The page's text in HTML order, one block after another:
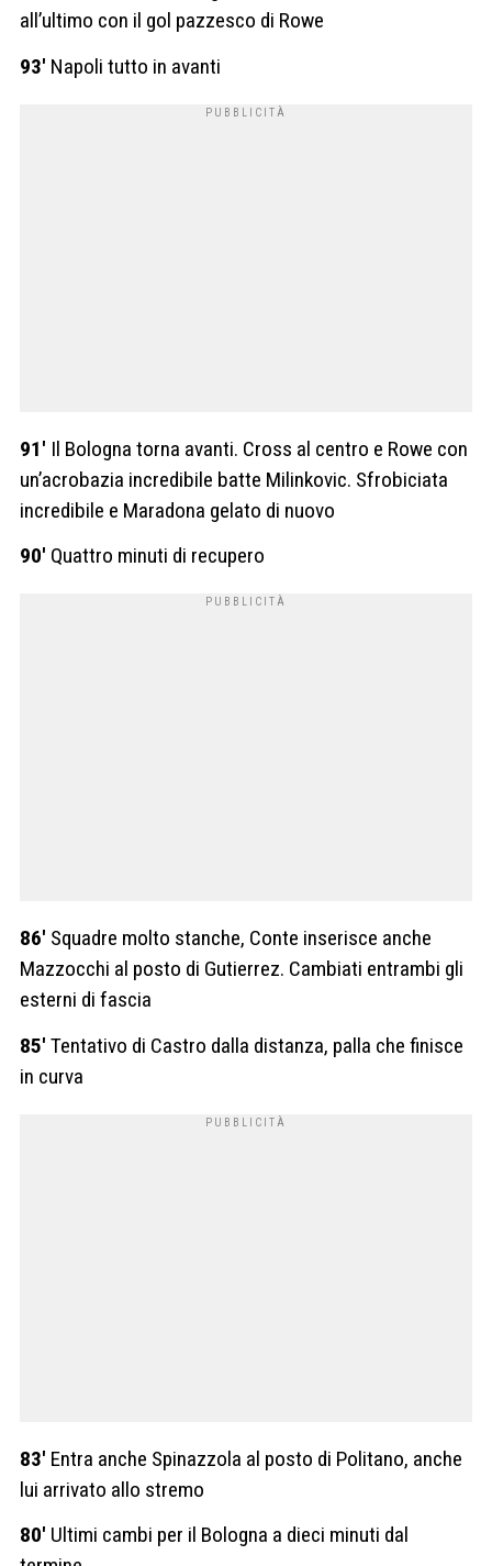
all’ultimo con il gol pazzesco di Rowe
93′ Napoli tutto in avanti
91′ Il Bologna torna avanti. Cross al centro e Rowe con
un’acrobazia incredibile batte Milinkovic. Sfrobiciata
incredibile e Maradona gelato di nuovo
90′ Quattro minuti di recupero
86′ Squadre molto stanche, Conte inserisce anche
Mazzocchi al posto di Gutierrez. Cambiati entrambi gli
esterni di fascia
85′ Tentativo di Castro dalla distanza, palla che finisce
in curva
83′ Entra anche Spinazzola al posto di Politano, anche
lui arrivato allo stremo
80′ Ultimi cambi per il Bologna a dieci minuti dal